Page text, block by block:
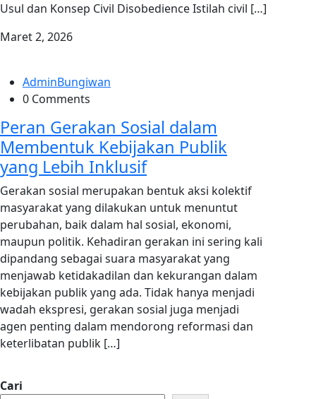
Usul dan Konsep Civil Disobedience Istilah civil […]
Maret 2, 2026
AdminBungiwan
0 Comments
Peran Gerakan Sosial dalam
Membentuk Kebijakan Publik
yang Lebih Inklusif
Gerakan sosial merupakan bentuk aksi kolektif
masyarakat yang dilakukan untuk menuntut
perubahan, baik dalam hal sosial, ekonomi,
maupun politik. Kehadiran gerakan ini sering kali
dipandang sebagai suara masyarakat yang
menjawab ketidakadilan dan kekurangan dalam
kebijakan publik yang ada. Tidak hanya menjadi
wadah ekspresi, gerakan sosial juga menjadi
agen penting dalam mendorong reformasi dan
keterlibatan publik […]
Cari